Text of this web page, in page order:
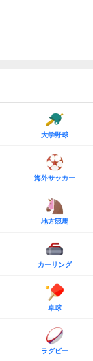
大学野球
海外サッカー
地方競馬
カーリング
卓球
ラグビー